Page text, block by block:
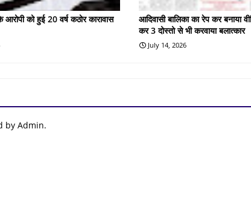
आरोपी को हुई 20 वर्ष कठोर कारावास
आदिवासी बालिका का रेप कर बनाया
कर 3 दोस्तो से भी करवाया बलात्कार
July 14, 2026
by Admin.